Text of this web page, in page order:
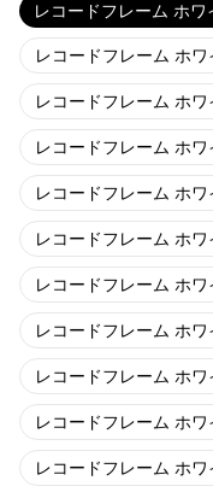
レコードフレーム ホワ
レコードフレーム ホワ
レコードフレーム ホワ
レコードフレーム ホワ
レコードフレーム ホワ
レコードフレーム ホワ
レコードフレーム ホワ
レコードフレーム ホワ
レコードフレーム ホワ
レコードフレーム ホワ
レコードフレーム ホワ